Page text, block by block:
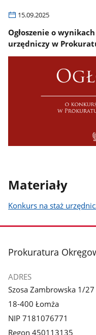
15.09.2025
Ogłoszenie o
urzędniczy w
Materiały
Konkurs na staż
stopka
Prokuratura
ADRES
Szosa Zambrowska 1/27
18-400 Łomża
NIP 7181076771
Regon 450113135